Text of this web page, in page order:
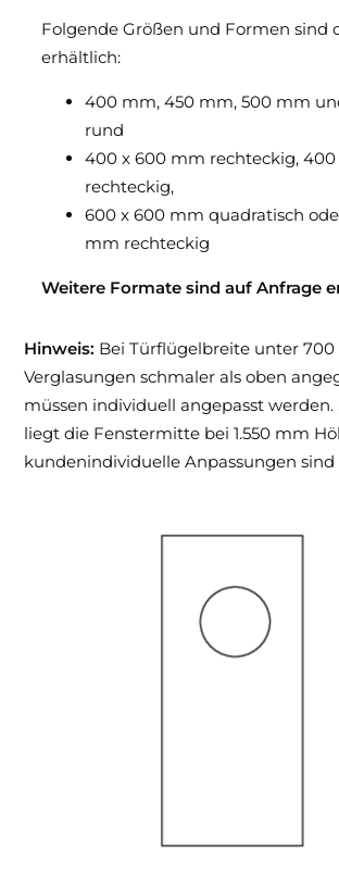
Folgende Größen und Formen sind
erhältlich:
400 mm, 450 mm, 500 mm
rund
400 x 600 mm rechteckig,
rechteckig,
600 x 600 mm quadratisch
mm rechteckig
Weitere Formate sind auf Anfrage
Hinweis: Bei Türflügelbreite unter
Verglasungen schmaler als oben
müssen individuell angepasst
liegt die Fenstermitte bei 1.550 mm
kundenindividuelle Anpassungen